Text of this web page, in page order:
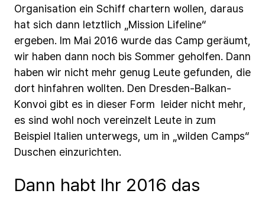
Organisation ein Schiff chartern wollen, daraus
hat sich dann letztlich „Mission Lifeline“
ergeben. Im Mai 2016 wurde das Camp geräumt,
wir haben dann noch bis Sommer geholfen. Dann
haben wir nicht mehr genug Leute gefunden, die
dort hinfahren wollten. Den Dresden-Balkan-
Konvoi gibt es in dieser Form leider nicht mehr,
es sind wohl noch vereinzelt Leute in zum
Beispiel Italien unterwegs, um in „wilden Camps“
Duschen einzurichten.
Dann habt Ihr 2016 das